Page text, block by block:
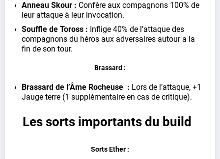
Anneau Skour : Confère aux compagnons 100% de
leur attaque à leur invocation.
Souffle de Toross : Inflige 40% de l’attaque des
compagnons du héros aux adversaires autour a la
fin de son tour.
Brassard :
Brassard de l’Âme Rocheuse : Lors de l’attaque, +1
Jauge terre (1 supplémentaire en cas de critique).
Les sorts importants du build
Sorts Ether :